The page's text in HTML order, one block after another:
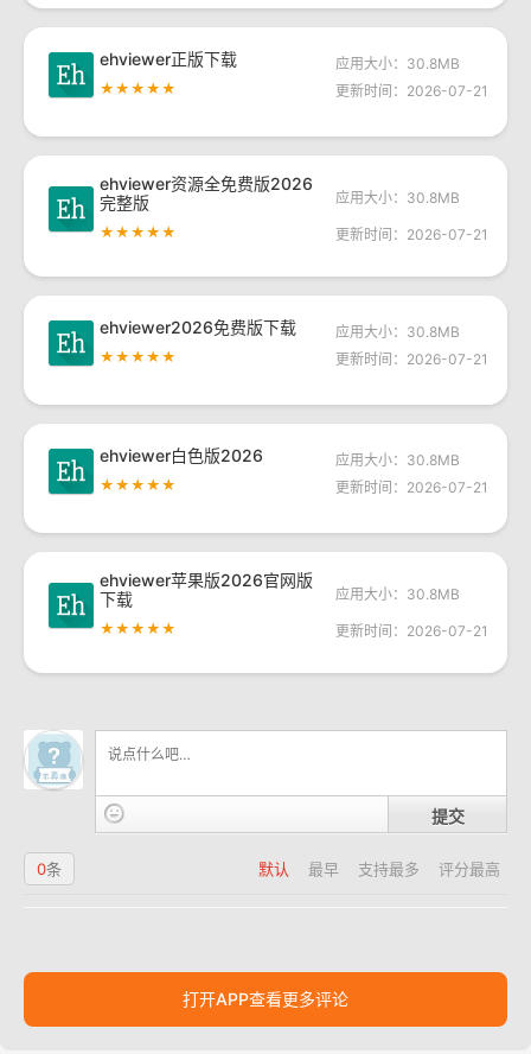
ehviewer正版下载
★★★★★
应用大小：30.8MB
更新时间：2026-07-21
ehviewer资源全免费版2026
完整版
★★★★★
应用大小：30.8MB
更新时间：2026-07-21
ehviewer2026免费版下载
★★★★★
应用大小：30.8MB
更新时间：2026-07-21
ehviewer白色版2026
★★★★★
应用大小：30.8MB
更新时间：2026-07-21
ehviewer苹果版2026官网版
下载
★★★★★
应用大小：30.8MB
更新时间：2026-07-21
提交
默认 最早 支持最多 评分最高
0条
打开APP查看更多评论